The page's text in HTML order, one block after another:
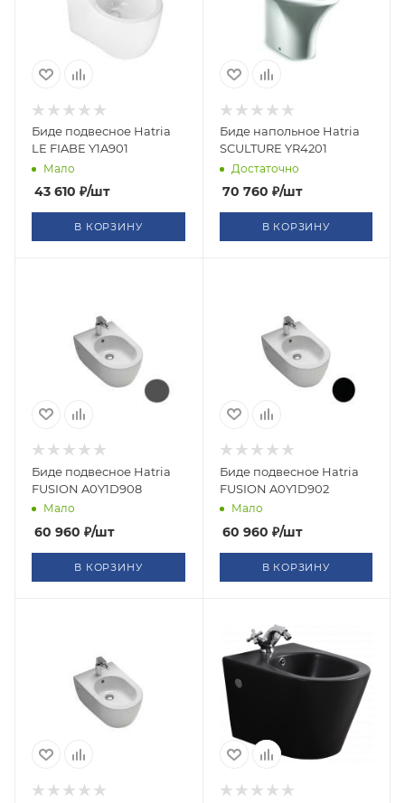
Биде подвесное Hatria
LE FIABE Y1A901
Мало
43 610 ₽/шт
В КОРЗИНУ
Биде напольное Hatria
SCULTURE YR4201
Достаточно
70 760 ₽/шт
В КОРЗИНУ
Биде подвесное Hatria
FUSION A0Y1D908
Мало
60 960 ₽/шт
В КОРЗИНУ
Биде подвесное Hatria
FUSION A0Y1D902
Мало
60 960 ₽/шт
В КОРЗИНУ